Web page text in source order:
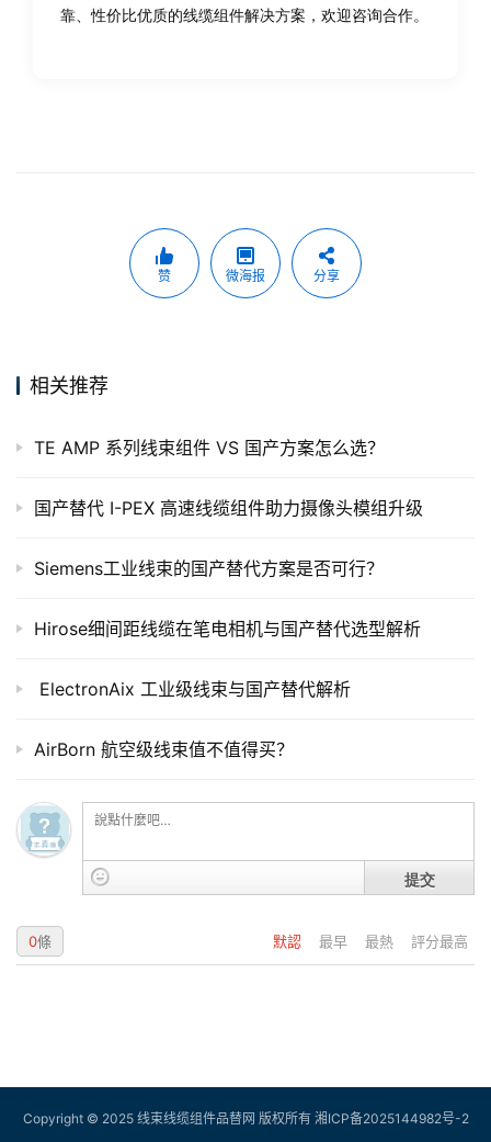
靠、性价比优质的线缆组件解决方案，欢迎咨询合作。
赞 微海报 分享
相关推荐
TE AMP 系列线束组件 VS 国产方案怎么选？
国产替代 I-PEX 高速线缆组件助力摄像头模组升级
Siemens工业线束的国产替代方案是否可行？
Hirose细间距线缆在笔电相机与国产替代选型解析
​ ElectronAix 工业级线束与国产替代解析
AirBorn 航空级线束值不值得买？
提交
默認 最早 最熱 評分最高
0條
Copyright © 2025 线束线缆组件品替网 版权所有 湘ICP备2025144982号-2